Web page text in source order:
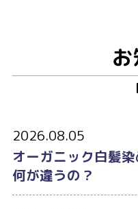
2026.08.05
オーガニック白髪
何が違うの？